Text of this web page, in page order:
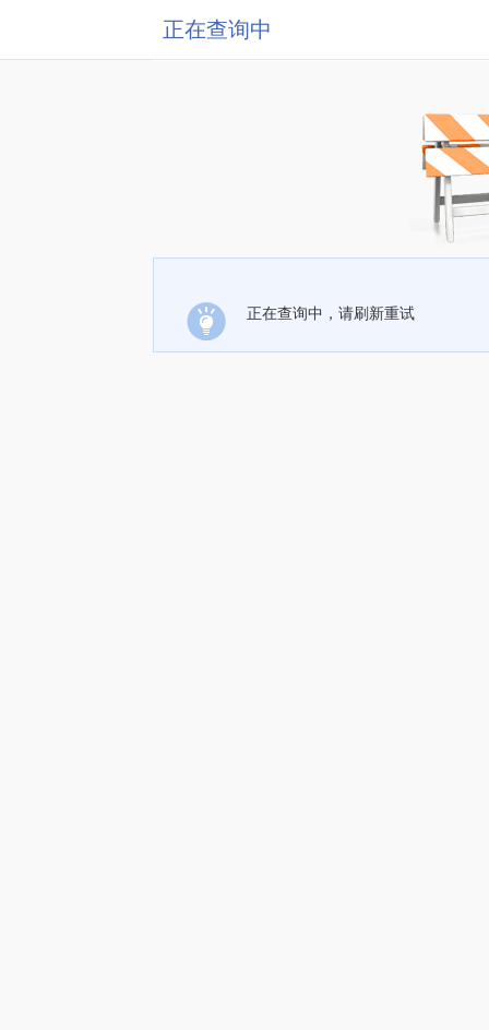
正在查询中
正在查询中，请刷新重试